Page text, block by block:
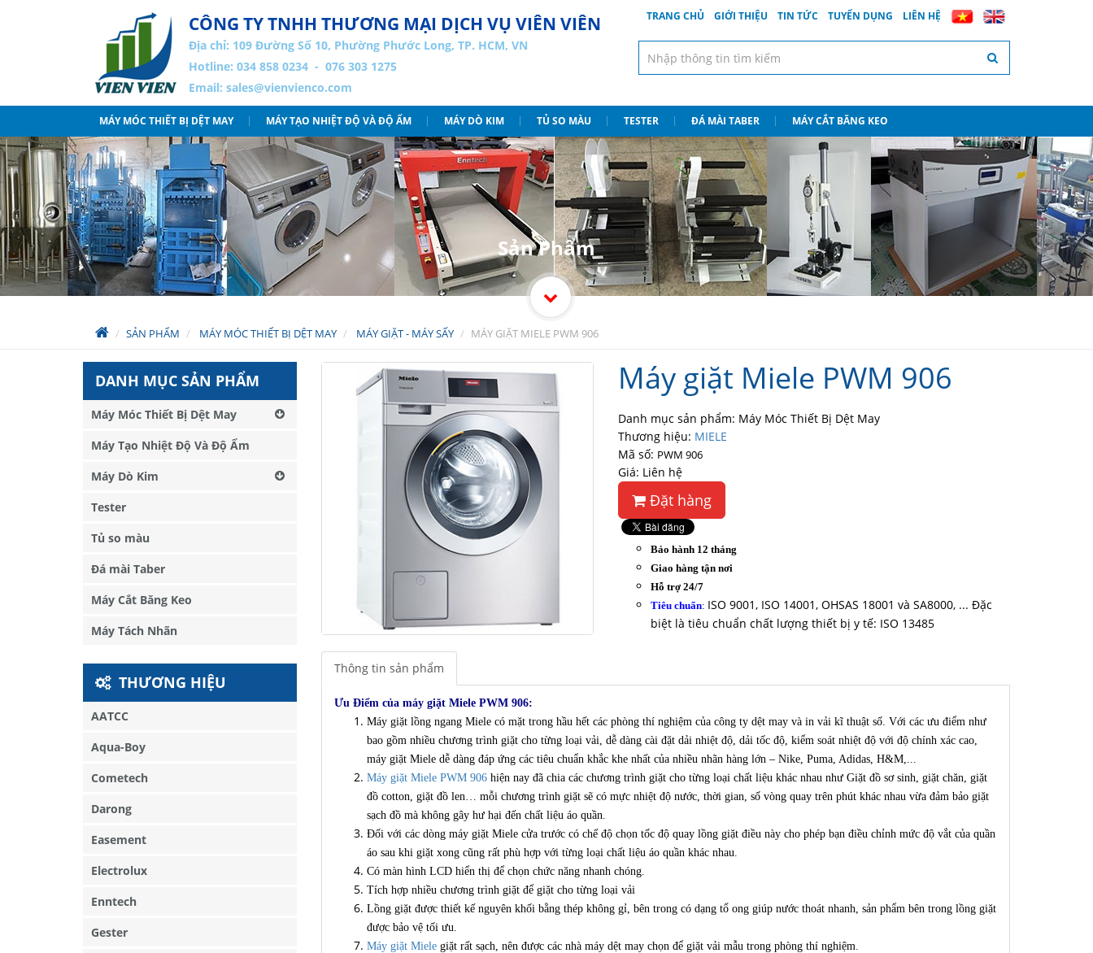
CÔNG TY TNHH THƯƠNG MẠI DỊCH VỤ VIÊN VIÊN
Địa chỉ: 109 Đường Số 10, Phường Phước Long, TP. HCM, VN
Hotline: 034 858 0234 - 076 303 1275
Email: sales@vienvienco.com
TRANG CHỦ GIỚI THIỆU TIN TỨC TUYỂN DỤNG LIÊN HỆ
MÁY MÓC THIẾT BỊ DỆT MAY MÁY TẠO NHIỆT ĐỘ VÀ ĐỘ ẨM MÁY DÒ KIM TỦ SO MÀU TESTER ĐÁ MÀI TABER MÁY CẮT BĂNG KEO
SẢN PHẨM MÁY MÓC THIẾT BỊ DỆT MAY MÁY GIẶT - MÁY SẤY MÁY GIẶT MIELE PWM 906
Sản Phẩm
Máy giặt Miele PWM 906
Danh mục sản phẩm: Máy Móc Thiết Bị Dệt May
Thương hiệu: MIELE
Mã số: PWM 906
Giá: Liên hệ
Đặt hàng
Bảo hành 12 tháng
Giao hàng tận nơi
Hỗ trợ 24/7
Tiêu chuẩn: ISO 9001, ISO 14001, OHSAS 18001 và SA8000, ... Đặc
biệt là tiêu chuẩn chất lượng thiết bị y tế: ISO 13485
Thông tin sản phẩm
Ưu Điểm của máy giặt Miele PWM 906:
Máy giặt lồng ngang Miele có mặt trong hầu hết các phòng thí nghiệm của công ty dệt may và in vải kĩ thuật số. Với các ưu điểm như
bao gồm nhiều chương trình giặt cho từng loại vải, dễ dàng cài đặt dải nhiệt độ, dải tốc độ, kiểm soát nhiệt độ với độ chính xác cao,
máy giặt Miele dễ dàng đáp ứng các tiêu chuẩn khắc khe nhất của nhiều nhãn hàng lớn – Nike, Puma, Adidas, H&M,...
Máy giặt Miele PWM 906hiện nay đã chia các chương trình giặt cho từng loại chất liệu khác nhau như Giặt đồ sơ sinh, giặt chăn, giặt
đồ cotton, giặt đồ len… mỗi chương trình giặt sẽ có mực nhiệt độ nước, thời gian, số vòng quay trên phút khác nhau vừa đảm bảo giặt
sạch đồ mà không gây hư hại đến chất liệu áo quần.
Đối với các dòng máy giặt Miele cửa trước có chế độ chọn tốc độ quay lồng giặt điều này cho phép bạn điều chỉnh mức độ vắt của quần
áo sau khi giặt xong cũng rất phù hợp với từng loại chất liệu áo quần khác nhau.
Có màn hình LCD hiển thị để chọn chức năng nhanh chóng.
Tích hợp nhiều chương trình giặt để giặt cho từng loại vải
Lồng giặt được thiết kế nguyên khối bằng thép không gỉ, bên trong có dạng tổ ong giúp nước thoát nhanh, sản phẩm bên trong lồng giặt
được bảo vệ tối ưu.
Máy giặt Mielegiặt rất sạch, nên được các nhà máy dệt may chọn để giặt vải mẫu trong phòng thí nghiệm.
DANH MỤC SẢN PHẨM
Máy Móc Thiết Bị Dệt May
Máy Tạo Nhiệt Độ Và Độ Ẩm
Máy Dò Kim
Tester
Tủ so màu
Đá mài Taber
Máy Cắt Băng Keo
Máy Tách Nhãn
THƯƠNG HIỆU
AATCC
Aqua-Boy
Cometech
Darong
Easement
Electrolux
Enntech
Gester